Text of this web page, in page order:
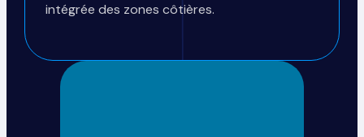
intégrée des zones côtières.